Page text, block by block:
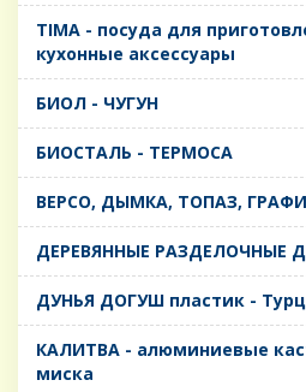
TIMA - посуда для
кухонные аксессуары
БИОЛ - ЧУГУН
БИОСТАЛЬ - ТЕРМОСА
ВЕРСО, ДЫМКА, ТОПАЗ,
ДЕРЕВЯННЫЕ РАЗДЕЛОЧНЫЕ
ДУНЬЯ ДОГУШ пластик -
КАЛИТВА - алюминиевые
миска